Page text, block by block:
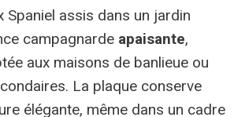
Spaniel assis dans un jardin
campagnarde apaisante,
aux maisons de banlieue ou
La plaque conserve
élégante, même dans un cadre